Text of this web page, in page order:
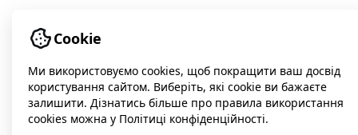
Cookie
Ми використовуємо cookies, щоб покращити ваш досвід
користування сайтом. Виберіть, які cookie ви бажаєте
залишити. Дізнатись більше про правила використання
cookies можна у Політиці конфіденційності.